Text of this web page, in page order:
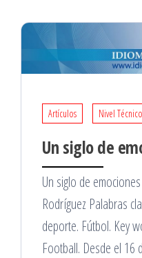
Artículos Nivel Técnico
Un siglo de
Un siglo de
Rodríguez Palabras
deporte. Fútbol. Key
Football. Desde el 16